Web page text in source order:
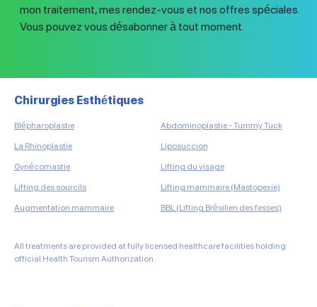
mon traitement, mes rendez-vous et nos offres spéciales.
Vous pouvez vous désabonner à tout moment.
Chirurgies Esthétiques
Blépharoplastie Abdominoplastie - Tummy Tuck
La Rhinoplastie Liposuccion
Gynécomastie Lifting du visage
Lifting des sourcils Lifting mammaire (Mastopexie)
Augmentation mammaire BBL (Lifting Brésilien des fesses)
All treatments are provided at fully licensed healthcare facilities holding
official Health Tourism Authorization.